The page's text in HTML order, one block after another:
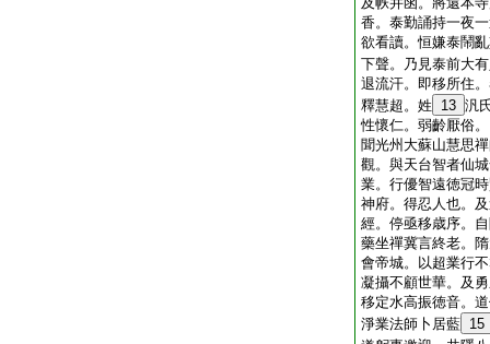
香。泰勤誦持一夜
欲看讀。恒嫌泰鬧
下聲。乃見泰前大
退流汗。即移所住
釋慧超。姓 13 汎
性懷仁。弱齡厭俗
聞光州大蘇山慧思
觀。與天台智者仙
業。行優智遠徳冠
神府。得忍人也。
經。停亟移歳序。
藥坐禪冀言終老。
會帝城。以超業行
凝攝不顧世華。及
移定水高振徳音。
淨業法師卜居藍 15